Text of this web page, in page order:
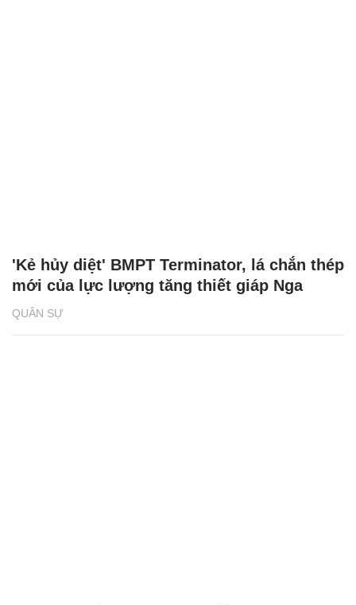
QUÂN SỰ
'Kẻ hủy diệt' BMPT Terminator, lá chắn thép
mới của lực lượng tăng thiết giáp Nga